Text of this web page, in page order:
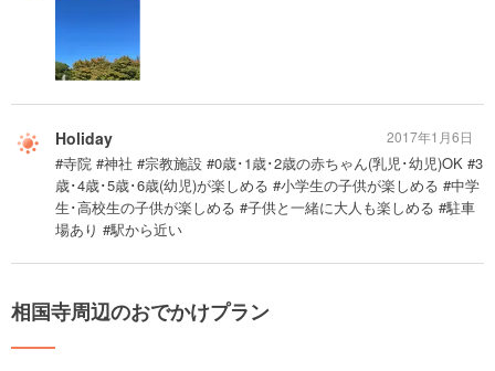
Holiday
#寺院 #神社 #宗教施設 #0歳･1歳･2歳の赤ちゃん(乳児･幼児)OK #3
歳･4歳･5歳･6歳(幼児)が楽しめる #小学生の子供が楽しめる #中学
生･高校生の子供が楽しめる #子供と一緒に大人も楽しめる #駐車
場あり #駅から近い
2017年1月6日
相国寺周辺のおでかけプラン